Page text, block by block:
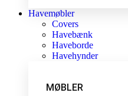
Havemøbler
Covers
Havebænk
Haveborde
Havehynder
MØBLER